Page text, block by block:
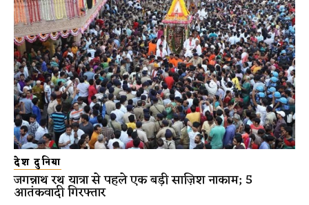
देश दुनिया
जगन्नाथ रथ यात्रा से पहले एक बड़ी साज़िश नाकाम; 5
आतंकवादी गिरफ्तार